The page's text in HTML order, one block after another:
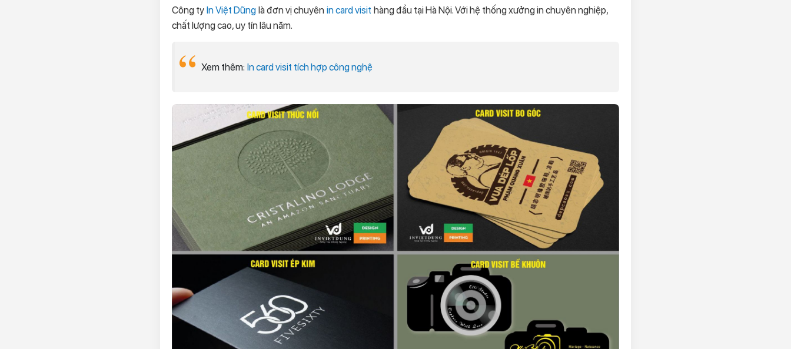
Công ty In Việt Dũng là đơn vị chuyên in card visit hàng đầu tại Hà Nội. Với hệ thống xưởng in chuyên nghiệp,
chất lượng cao, uy tín lâu năm.
Xem thêm: In card visit tích hợp công nghệ